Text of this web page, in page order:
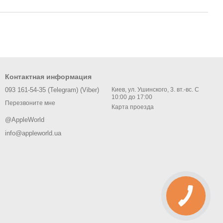
Контактная информация
093 161-54-35 (Telegram) (Viber)
Перезвоните мне
@AppleWorld
info@appleworld.ua
Киев, ул. Ушинского, 3. вт.-вс. С
10:00 до 17:00
Карта проезда